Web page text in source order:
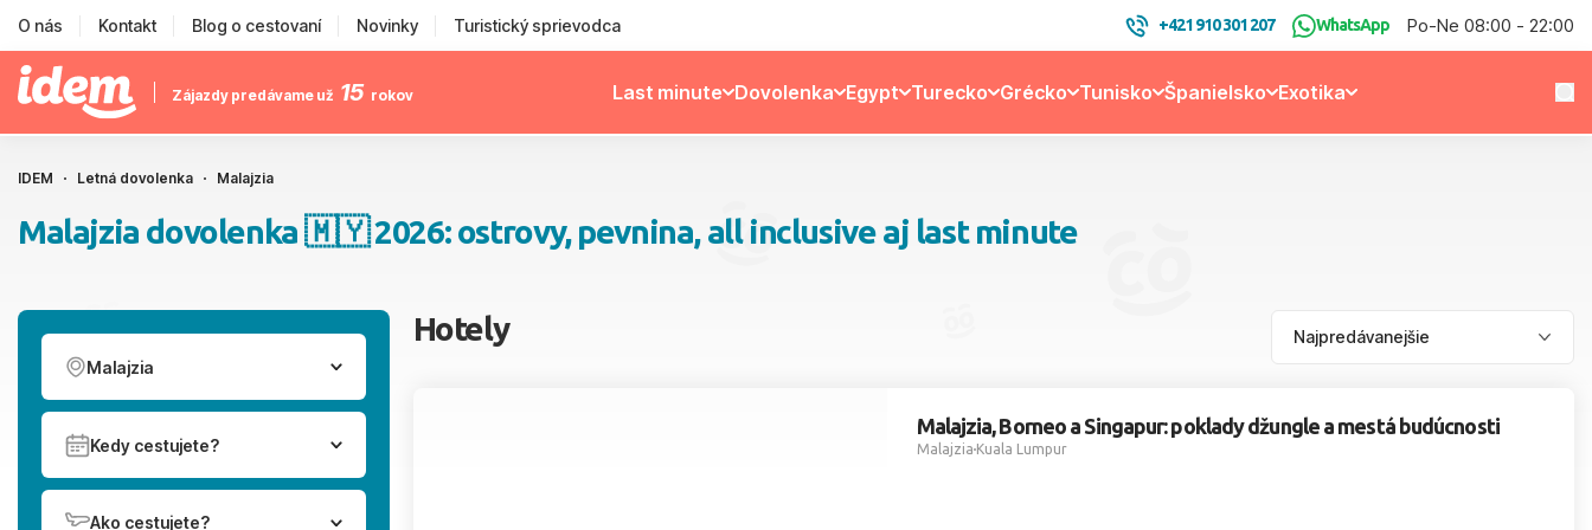
O nás Kontakt Blog o cestovaní Novinky Turistický sprievodca +421 910 301 207 WhatsApp Po-Ne 08:00 - 22:00
Zájazdy predávame už 15 rokov Last minute Dovolenka Egypt Turecko Grécko Tunisko Španielsko Exotika
IDEM Letná dovolenka Malajzia
Malajzia dovolenka 🇲🇾 2026: ostrovy, pevnina, all inclusive aj last minute
Malajzia
Kedy cestujete?
Ako cestujete?
Hotely
Malajzia, Borneo a Singapur: poklady džungle a mestá budúcnosti
MalajziaKuala Lumpur